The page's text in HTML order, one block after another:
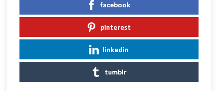
facebook
pinterest
linkedin
tumblr